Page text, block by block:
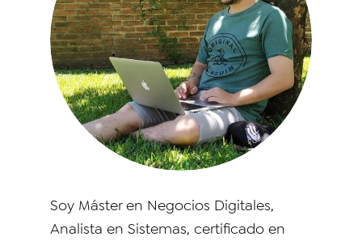
Soy Máster en Negocios Digitales,
Analista en Sistemas, certificado en